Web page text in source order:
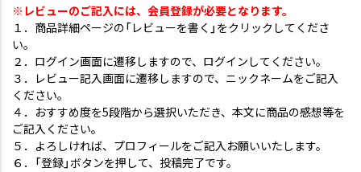
※レビューのご記入には、会員登録が必要となります。
１．商品詳細ページの「レビューを書く」をクリックしてくださ
い。
２．ログイン画面に遷移しますので、ログインしてください。
３．レビュー記入画面に遷移しますので、ニックネームをご記入
ください。
４．おすすめ度を5段階から選択いただき、本文に商品の感想等を
ご記入ください。
５．よろしければ、プロフィールをご記入お願いいたします。
６．「登録」ボタンを押して、投稿完了です。